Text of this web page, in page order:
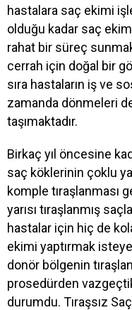
hastalara saç ekimi
olduğu kadar saç
rahat bir süreç
cerrah için doğal bir
sıra hastaların iş ve
zamanda dönmeleri
taşımaktadır.
Birkaç yıl öncesine
saç köklerinin çoklu
komple tıraşlanması
yarısı tıraşlanmış
hastalar için hiç de
ekimi yaptırmak
donör bölgenin
prosedürden
durumdu. Tıraşsız